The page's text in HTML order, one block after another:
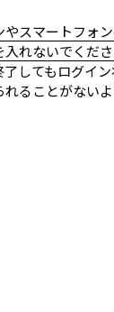
スマートフォ
れないでくださ
してもログイン
ることがない